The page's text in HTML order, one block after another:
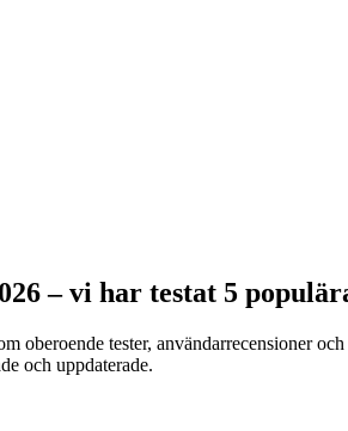
– vi har testat 5
oberoende tester, användarrecensioner
och uppdaterade.